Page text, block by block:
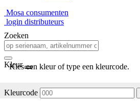
Mosa consumenten
login distributeurs
Zoeken
Kleur
Kies een kleur of type een kleurcode.
Kleurcode